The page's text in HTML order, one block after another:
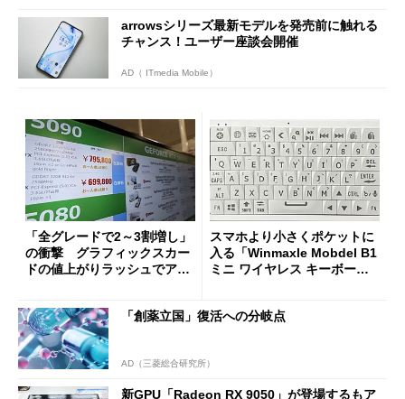
arrowsシリーズ最新モデルを発売前に触れる
チャンス！ユーザー座談会開催
AD（ ITmedia Mobile）
「全グレードで2～3割増し」
の衝撃 グラフィックスカー
ドの値上がりラッシュでアキ
スマホより小さくポケットに
入る「Winmaxle Mobdel B1
ミニ ワイヤレス キーボー
「創薬立国」復活への分岐点
AD（三菱総合研究所）
新GPU「Radeon RX 9050」が登場するもア